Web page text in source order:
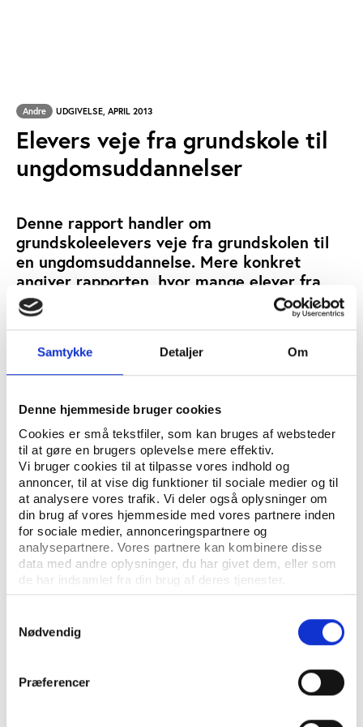
Samtykke Detaljer Om
Denne hjemmeside bruger cookies
Cookies er små tekstfiler, som kan bruges af websteder
til at gøre en brugers oplevelse mere effektiv.
Vi bruger cookies til at tilpasse vores indhold og
annoncer, til at vise dig funktioner til sociale medier og til
at analysere vores trafik. Vi deler også oplysninger om
din brug af vores hjemmeside med vores partnere inden
for sociale medier, annonceringspartnere og
analysepartnere. Vores partnere kan kombinere disse
data med andre oplysninger, du har givet dem, eller som
de har indsamlet fra din brug af deres tjenester.
Nødvendig
Præferencer
Andre UDGIVELSE, APRIL 2013
Elevers veje fra grundskole til
ungdomsuddannelser
Denne rapport handler om
grundskoleelevers veje fra grundskolen til
en ungdomsuddannelse. Mere konkret
angiver rapporten, hvor mange elever fra
henholdsvis frie grundskoler og folkeskoler
der afsluttede 7. klasse i 2007, og som nu er
ÅBN RAPPORT
UDGIVER: NATIONALT VIDENCENTER FOR FRIE SKOLER
ANTAL SIDER: 32
ISBN: 978-87-995989-0-8